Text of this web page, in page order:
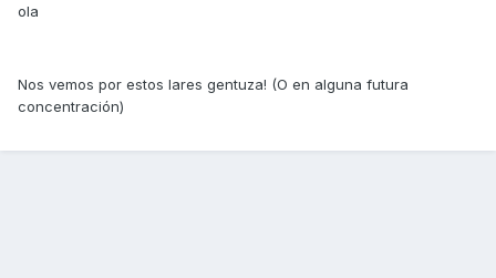
ola
Nos vemos por estos lares gentuza! (O en alguna futura
concentración)